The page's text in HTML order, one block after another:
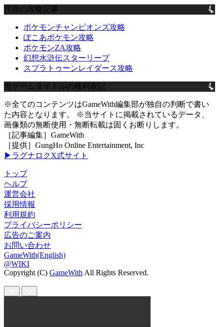
注目の攻略記事
ポケモンチャンピオンズ攻略
ぽこあポケモン攻略
ポケモンZA攻略
幻想水滸伝スターリープ
スプラトゥーンレイダース攻略
当ゲームタイトルの権利表記
※全てのコンテンツはGameWith編集部が独自の判断で書い
た内容となります。 ※当サイトに掲載されているデータ、
画像類の無断使用・無断転載は固くお断りします。
［記事編集］GameWith
［提供］GungHo Online Entertainment, Inc
▶ラグナロクX式サイト
トップ
ヘルプ
運営会社
採用情報
利用規約
プライバシーポリシー
広告のご案内
お問い合わせ
GameWith(English)
@WIKI
Copyright (C) GameWith All Rights Reserved.